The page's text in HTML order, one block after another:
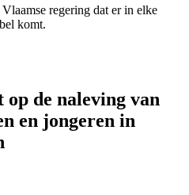
regering dat er in elke
komt.
de naleving van
en jongeren in